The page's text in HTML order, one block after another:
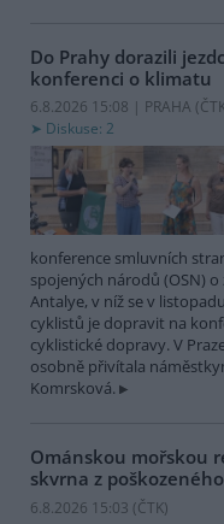
Do Prahy dorazili
konferenci o klimatu
6.8.2026 15:08 | PRAHA (
Diskuse: 2
konference smluvních
spojených národů (OSN)
Antalye, v níž se v
cyklistů je dopravit na
cyklistické dopravy. V
osobně přivítala
Komrsková.
Ománskou mořskou
skvrna z
6.8.2026 15:03 (ČTK)